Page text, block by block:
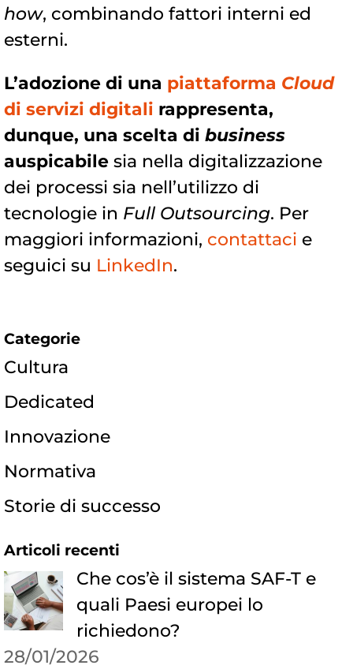
how, combinando fattori interni ed
esterni.
L’adozione di una piattaforma Cloud
di servizi digitali rappresenta,
dunque, una scelta di business
auspicabile sia nella digitalizzazione
dei processi sia nell’utilizzo di
tecnologie in Full Outsourcing. Per
maggiori informazioni, contattaci e
seguici su LinkedIn.
Categorie
Cultura
Dedicated
Innovazione
Normativa
Storie di successo
Articoli recenti
Che cos’è il sistema SAF-T e
quali Paesi europei lo
richiedono?
28/01/2026